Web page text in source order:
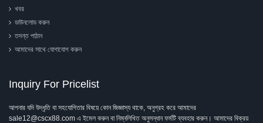
খবর
ডাউনলোড করুন
তদন্ত পাঠান
আমাদের সাথে যোগাযোগ করুন
Inquiry For Pricelist
আপনার যদি উদ্ধৃতি বা সহযোগিতার বিষয়ে কোন জিজ্ঞাস্য থাকে, অনুগ্রহ করে আমাদের
sale12@cscx88.com এ ইমেল করুন বা নিম্নলিখিত অনুসন্ধান ফর্মটি ব্যবহার করুন। আমাদের বিক্রয়